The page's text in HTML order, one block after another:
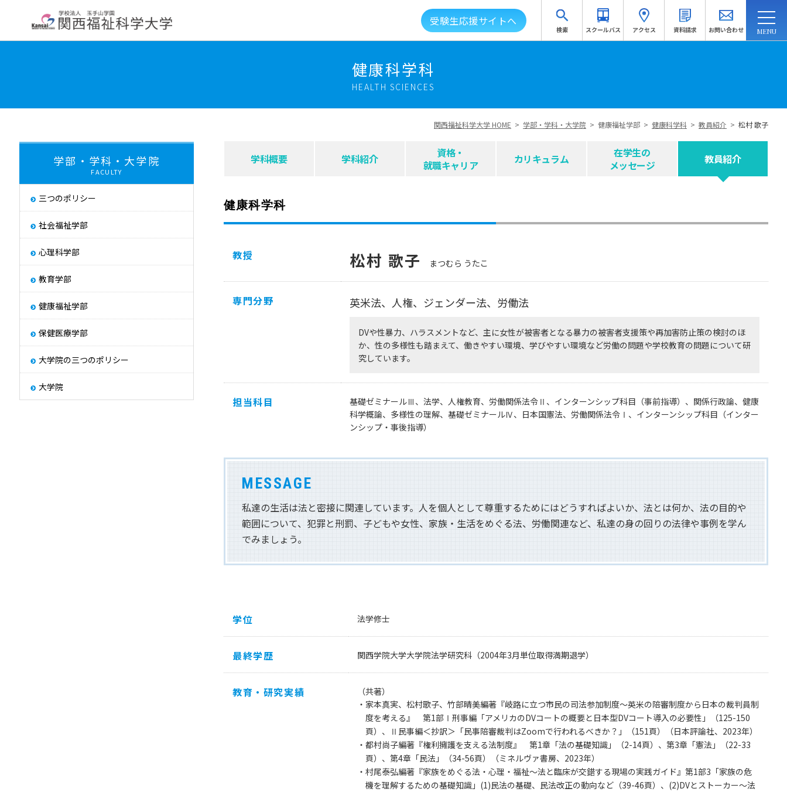
受験生応援サイトへ
検索 スクールバス アクセス 資料請求 お問い合わせ
交通アクセス
取り組み
その他 同窓会 大学広報誌「福科大通信」 学生便覧
資料請求
健康科学科
HEALTH SCIENCES
関西福祉科学大学 HOME > 学部・学科・大学院 > 健康福祉学部 > 健康科学科 > 教員紹介 > 松村 歌子
学科概要 学科紹介
資格・
就職キャリア
カリキュラム
在学生の
メッセージ
教員紹介
健康科学科
教授 松村 歌子 まつむら うたこ
専門分野 英米法、人権、ジェンダー法、労働法
DVや性暴力、ハラスメントなど、主に女性が被害者となる暴力の被害者支援策や再加害防止策の検討のほ
か、性の多様性も踏まえて、働きやすい環境、学びやすい環境など労働の問題や学校教育の問題について研
究しています。
担当科目
基礎ゼミナールⅢ、法学、人権教育、労働関係法令Ⅱ、インターンシップ科目（事前指導）、関係行政論、健康
科学概論、多様性の理解、基礎ゼミナールⅣ、日本国憲法、労働関係法令Ⅰ、インターンシップ科目（インター
ンシップ・事後指導）
MESSAGE
私達の生活は法と密接に関連しています。人を個人として尊重するためにはどうすればよいか、法とは何か、法の目的や
範囲について、犯罪と刑罰、子どもや女性、家族・生活をめぐる法、労働関連など、私達の身の回りの法律や事例を学ん
でみましょう。
学位 法学修士
最終学歴 関西学院大学大学院法学研究科（2004年3月単位取得満期退学）
教育・研究実績
（共著）
・家本真実、松村歌子、竹部晴美編著『岐路に立つ市民の司法参加制度～英米の陪審制度から日本の裁判員制
度を考える』 第1部Ⅰ刑事編「アメリカのDVコートの概要と日本型DVコート導入の必要性」（125-150
頁）、Ⅱ民事編＜抄訳＞「民事陪審裁判はZoomで行われるべきか？」（151頁）（日本評論社、2023年）
・都村尚子編著『権利擁護を支える法制度』 第1章「法の基礎知識」（2-14頁）、第3章「憲法」（22-33
頁）、第4章「民法」（34-56頁）（ミネルヴァ書房、2023年）
・村尾泰弘編著『家族をめぐる法・心理・福祉～法と臨床が交錯する現場の実践ガイド』第1部3「家族の危
機を理解するための基礎知識」(1)民法の基礎、民法改正の動向など（39-46頁）、(2)DVとストーカー～法
学部・学科・大学院
FACULTY
三つのポリシー
社会福祉学部
心理科学部
教育学部
健康福祉学部
保健医療学部
大学院の三つのポリシー
大学院